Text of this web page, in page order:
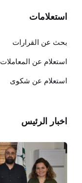
استعلامات
بحث عن القرارات
استعلام عن المعاملات
استعلام عن شكوى
اخبار الرئيس